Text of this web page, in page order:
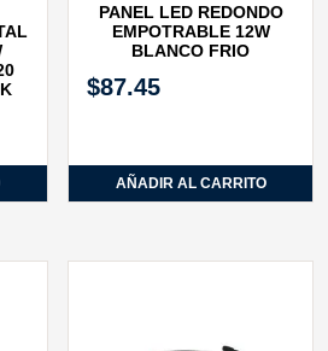
PANEL LED REDONDO
EMPOTRABLE 12W
BLANCO FRIO
$87.45
AÑADIR AL CARRITO